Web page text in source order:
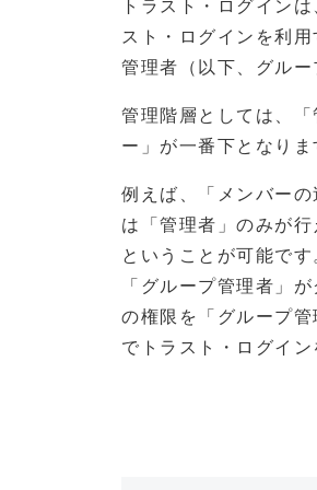
トラスト・ログイン
スト・ログインを利
管理者（以下、グルー
管理階層としては、
ー」が一番下となりま
例えば、「メンバー
は「管理者」のみが
ということが可能で
「グループ管理者」
の権限を「グループ
でトラスト・ログイ